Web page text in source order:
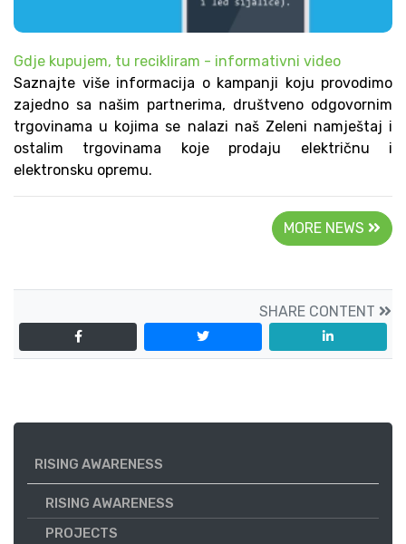
Gdje kupujem, tu recikliram - informativni video
Saznajte više informacija o kampanji koju provodimo
zajedno sa našim partnerima, društveno odgovornim
trgovinama u kojima se nalazi naš Zeleni namještaj i
ostalim trgovinama koje prodaju električnu i
elektronsku opremu.
MORE NEWS
SHARE CONTENT
RISING AWARENESS
RISING AWARENESS
PROJECTS